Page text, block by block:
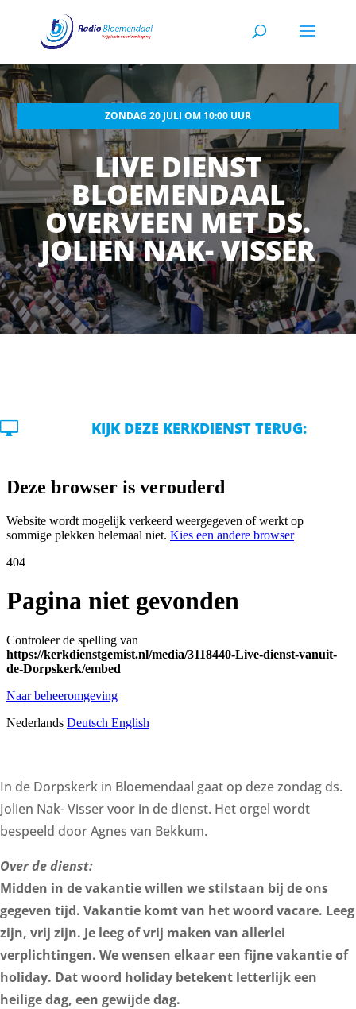
ZONDAG 20 JULI OM 10:00 UUR
LIVE DIENST
BLOEMENDAAL
OVERVEEN MET DS.
JOLIEN NAK- VISSER​
 KIJK DEZE KERKDIENST TERUG:
In de Dorpskerk in Bloemendaal gaat op deze zondag ds.
Jolien Nak- Visser voor in de dienst. Het orgel wordt
bespeeld door Agnes van Bekkum.
Over de dienst:
Midden in de vakantie willen we stilstaan bij de ons
gegeven tijd. Vakantie komt van het woord vacare. Leeg
zijn, vrij zijn. Je leeg of vrij maken van allerlei
verplichtingen. We wensen elkaar een fijne vakantie of
holiday. Dat woord holiday betekent letterlijk een
heilige dag, een gewijde dag.